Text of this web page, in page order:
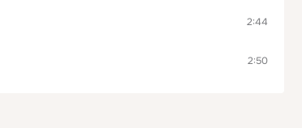
2:44
2:50